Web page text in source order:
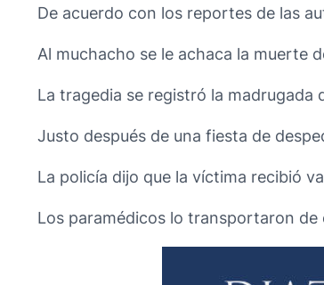
De acuerdo con los reportes de las
Al muchacho se le achaca la muerte
La tragedia se registró la madrugada
Justo después de una fiesta de
La policía dijo que la víctima recibió
Los paramédicos lo transportaron